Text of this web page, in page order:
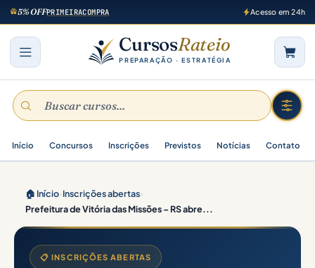
5% OFFPRIMEIRACOMPRA Acesso em 24h
CursosRateio
PREPARAÇÃO · ESTRATÉGIA
Início Concursos Inscrições Previstos Notícias Contato
🏠 Início›Inscrições abertas›
Prefeitura de Vitória das Missões – RS abre...
📋 INSCRIÇÕES ABERTAS